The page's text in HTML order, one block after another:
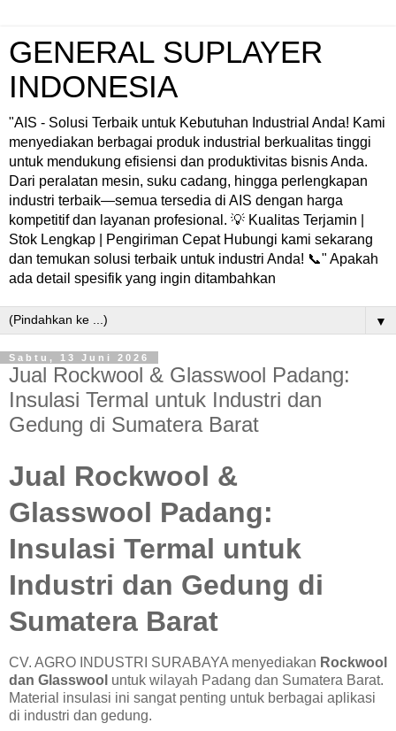
GENERAL SUPLAYER
INDONESIA
"AIS - Solusi Terbaik untuk Kebutuhan Industrial Anda! Kami
menyediakan berbagai produk industrial berkualitas tinggi
untuk mendukung efisiensi dan produktivitas bisnis Anda.
Dari peralatan mesin, suku cadang, hingga perlengkapan
industri terbaik—semua tersedia di AIS dengan harga
kompetitif dan layanan profesional. 💡 Kualitas Terjamin |
Stok Lengkap | Pengiriman Cepat Hubungi kami sekarang
dan temukan solusi terbaik untuk industri Anda! 📞" Apakah
ada detail spesifik yang ingin ditambahkan
▼
Sabtu, 13 Juni 2026
Jual Rockwool & Glasswool Padang:
Insulasi Termal untuk Industri dan
Gedung di Sumatera Barat
Jual Rockwool &
Glasswool Padang:
Insulasi Termal untuk
Industri dan Gedung di
Sumatera Barat
CV. AGRO INDUSTRI SURABAYA menyediakan Rockwool
dan Glasswool untuk wilayah Padang dan Sumatera Barat.
Material insulasi ini sangat penting untuk berbagai aplikasi
di industri dan gedung.